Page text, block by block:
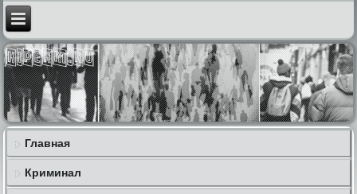
Главная
Криминал